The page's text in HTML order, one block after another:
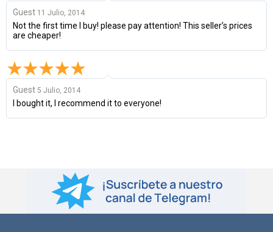
Guest 11 Julio, 2014
Not the first time I buy! please pay attention! This seller’s prices
are cheaper!
Guest 5 Julio, 2014
I bought it, I recommend it to everyone!